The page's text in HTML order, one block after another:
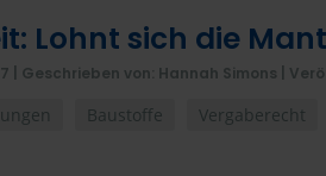
Lohnt sich die
| Geschrieben von: Hannah Simons |
Baustoffe Vergaberecht